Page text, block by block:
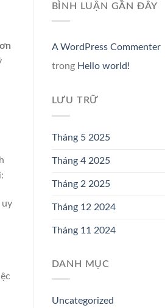
uy
BÌNH LUẬN GẦN ĐÂY
A WordPress Commenter
trong Hello world!
LƯU TRỮ
Tháng 5 2025
Tháng 4 2025
Tháng 2 2025
Tháng 12 2024
Tháng 11 2024
DANH MỤC
Uncategorized